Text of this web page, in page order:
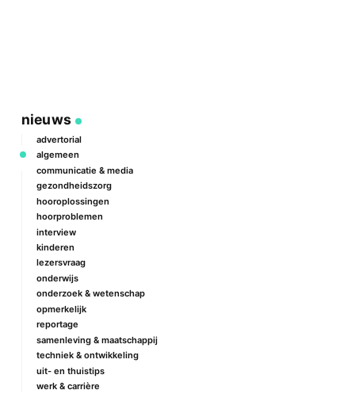
nieuws
advertorial
algemeen
communicatie & media
gezondheidszorg
hooroplossingen
hoorproblemen
interview
kinderen
lezersvraag
onderwijs
onderzoek & wetenschap
opmerkelijk
reportage
samenleving & maatschappij
techniek & ontwikkeling
uit- en thuistips
werk & carrière